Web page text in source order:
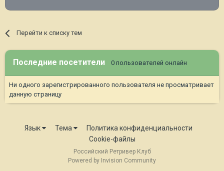
Перейти к списку тем
Последние посетители 0 пользователей онлайн
Ни одного зарегистрированного пользователя не просматривает
данную страницу
Язык Тема
Политика конфиденциальности
Cookie-файлы
Российский Ретривер Клуб
Powered by Invision Community